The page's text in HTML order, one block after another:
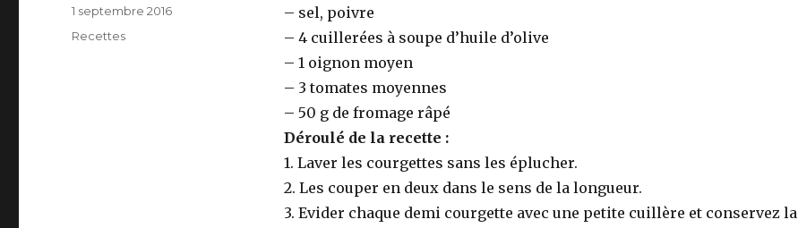
– sel, poivre
– 4 cuillerées à soupe d’huile d’olive
– 1 oignon moyen
– 3 tomates moyennes
– 50 g de fromage râpé
Déroulé de la recette :
1. Laver les courgettes sans les éplucher.
2. Les couper en deux dans le sens de la longueur.
3. Evider chaque demi courgette avec une petite cuillère et conservez la
Publié
le
1 septembre 2016
Catégories
Recettes